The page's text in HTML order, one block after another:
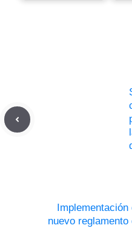
Implementación
nuevo reglamento